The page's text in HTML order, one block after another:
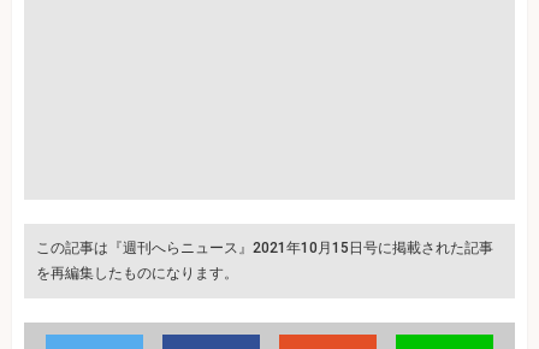
この記事は『週刊へらニュース』2021年10月15日号に掲載された記事
を再編集したものになります。